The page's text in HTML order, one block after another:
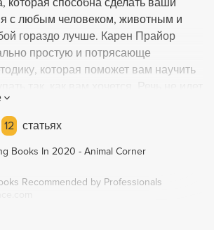
которая способна сделать ваши
с любым человеком, животным и
гораздо лучше. Карен Прайор
простую и потрясающе
которая поможет вам научить
гипнозе и полном
идет о положительном
надежном и действенном
поведение других. Вы узнаете, как
раз и навсегда перестать ворчать;
ребенка вести себя прилично;
начальника регулярно повышать
12 статьях
Books In 2020 - Animal Corner
Recommended by Professionals